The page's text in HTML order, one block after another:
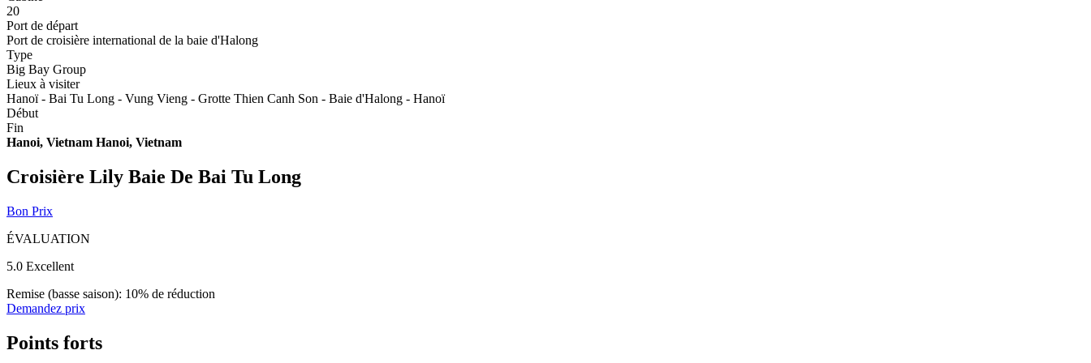
20
Port de départ
Port de croisière international de la baie d'Halong
Type
Big Bay Group
Lieux à visiter
Hanoï - Bai Tu Long - Vung Vieng - Grotte Thien Canh Son - Baie d'Halong - Hanoï
Début
Fin
Hanoi, Vietnam Hanoi, Vietnam
Croisière Lily Baie De Bai Tu Long
Bon Prix
ÉVALUATION
5.0 Excellent
Remise (basse saison): 10% de réduction
Demandez prix
Points forts